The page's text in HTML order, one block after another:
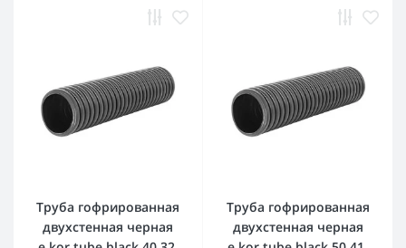
Труба гофрированная
двухстенная черная
Труба гофрированная
двухстенная черная